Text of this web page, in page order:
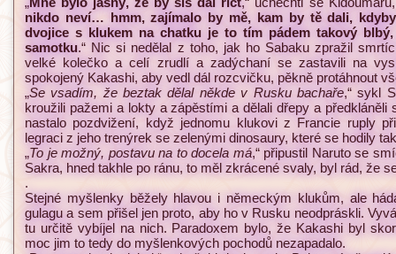
nikdo neví… hmm, zajímalo by mě, kam by tě dali,
dvojice s klukem na chatku je to tím pádem takový
samotku.“ Nic si nedělal z toho, jak ho Sabaku zpražil
velké kolečko a celí zrudlí a zadýchaní se zastavili na
spokojený Kakashi, aby vedl dál rozcvičku, pěkně protáhnout
„Se vsadím, že beztak dělal někde v Rusku bachaře,“ sykl
kroužili pažemi a lokty a zápěstími a dělali dřepy a
nastalo pozdvižení, když jednomu klukovi z Francie ruply
legraci z jeho trenýrek se zelenými dinosaury, které se hodily
„To je možný, postavu na to docela má,“ připustil Naruto se
Sakra, hned takhle po ránu, to měl zkrácené svaly, byl rád, že
.
Stejné myšlenky běžely hlavou i německým klukům, ale
gulagu a sem přišel jen proto, aby ho v Rusku neodpráskli.
tu určitě vybíjel na nich. Paradoxem bylo, že Kakashi byl
moc jim to tedy do myšlenkových pochodů nezapadalo.